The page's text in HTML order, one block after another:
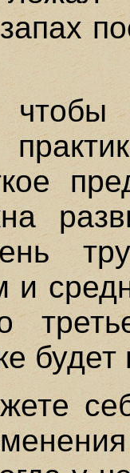
и
будет